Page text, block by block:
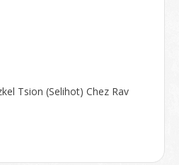
Tsion (Selihot) Chez Rav